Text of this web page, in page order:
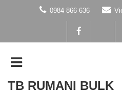
0984 866 636
TB RUMANI BULK